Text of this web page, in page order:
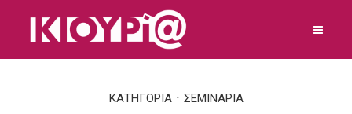
ΚΑΤΗΓΟΡΙΑ ΣΕΜΙΝΑΡΙΑ